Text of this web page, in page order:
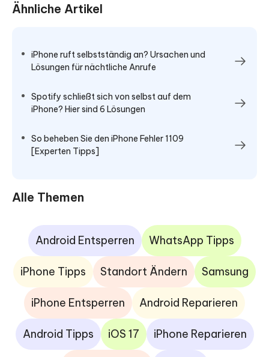
Ähnliche Artikel
iPhone ruft selbstständig an? Ursachen und
Lösungen für nächtliche Anrufe
Spotify schließt sich von selbst auf dem
iPhone? Hier sind 6 Lösungen
So beheben Sie den iPhone Fehler 1109
[Experten Tipps]
Alle Themen
Android Entsperren WhatsApp Tipps
iPhone Tipps Standort Ändern Samsung
iPhone Entsperren Android Reparieren
Android Tipps iOS 17 iPhone Reparieren